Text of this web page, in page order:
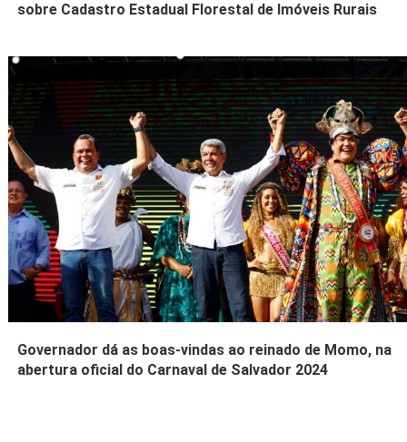
sobre Cadastro Estadual Florestal de Imóveis Rurais
Governador dá as boas-vindas ao reinado de Momo, na
abertura oficial do Carnaval de Salvador 2024